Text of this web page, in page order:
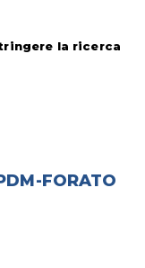
la ricerca
FORATO